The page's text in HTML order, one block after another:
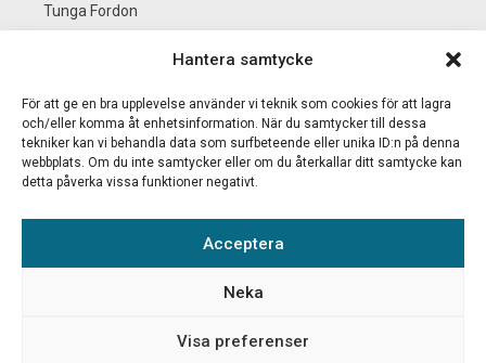
Hantera samtycke
För att ge en bra upplevelse använder vi teknik som cookies för att lagra
och/eller komma åt enhetsinformation. När du samtycker till dessa
tekniker kan vi behandla data som surfbeteende eller unika ID:n på denna
webbplats. Om du inte samtycker eller om du återkallar ditt samtycke kan
detta påverka vissa funktioner negativt.
Acceptera
Neka
Visa preferenser
Tunga Fordon
BS KEMI
Nyheter
Logga in